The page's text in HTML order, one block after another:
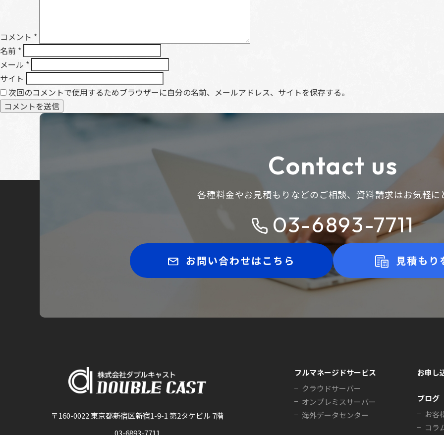
コメント *
名前 *
メール *
サイト
次回のコメントで使用するためブラウザーに自分の名前、メールアドレス、サイトを保存する。
Contact us
各種料金やお見積もりなどのご相談、 資料請求はお気軽に
03-6893-7711
お問い合わせはこちら 見積もり
〒160-0022 東京都新宿区新宿1-9-1 第2タケビル 7階
03-6893-7711
フルマネージドサービス
クラウドサーバー
オンプレミスサーバー
海外データセンター
お申し
ブログ
お客
コラ